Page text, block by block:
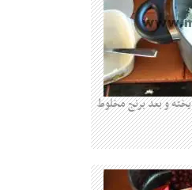
و بعد برنج مخلوط